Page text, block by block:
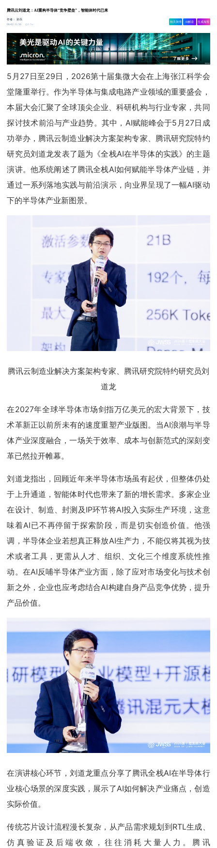
腾讯云刘道龙：AI重构半导体“竞争壁垒”，智能体时代已来
作者：孙乐
06-02 11:56
1.5w
相关舆情 AI解读 生成海报
5月27日至29日，2026第十届集微大会在上海张江科学会
堂隆重举行。作为半导体与集成电路产业领域的重要盛会，
本届大会汇聚了全球顶尖企业、科研机构与行业专家，共同
探讨技术前沿与产业趋势。其中，AI赋能峰会于5月27日成
功举办，腾讯云制造业解决方案架构专家、腾讯研究院特约
研究员刘道龙发表了题为《全栈AI在半导体的实践》的主题
演讲。他系统阐述了腾讯全栈AI如何赋能半导体产业链，并
通过一系列落地实践与前沿演示，向业界呈现了一幅AI驱动
下的半导体产业新图景。
腾讯云制造业解决方案架构专家、腾讯研究院特约研究员刘
道龙
在2027年全球半导体市场剑指万亿美元的宏大背景下，技
术革新正以前所未有的速度重塑产业版图。当AI浪潮与半导
体产业深度融合，一场关于效率、成本与创新范式的深刻变
革已然拉开帷幕。
刘道龙指出，回顾近年来半导体市场虽有起伏，但整体仍处
于上升通道，智能体时代也带来了新的增长需求。多家企业
在设计、制造、封测及IP环节将AI投入实际生产环境，这意
味着AI已不再停留于探索阶段，而是切实创造价值。他强
调，半导体企业若想真正释放AI生产力，不能仅将其视为技
术或者工具，更需从人才、组织、文化三个维度系统性推
动。在AI反哺半导体产业方面，除了应对市场变化与技术创
新之外，企业也应考虑结合AI构建自身产品竞争优势，提升
产品价值。
在演讲核心环节，刘道龙重点分享了腾讯全栈AI在半导体行
业核心场景的深度实践，展示了AI如何解决产业痛点，创造
实际价值。
传统芯片设计流程漫长复杂，从产品需求规划到RTL生成、
仿真验证及后端收敛，往往消耗大量人力。腾讯